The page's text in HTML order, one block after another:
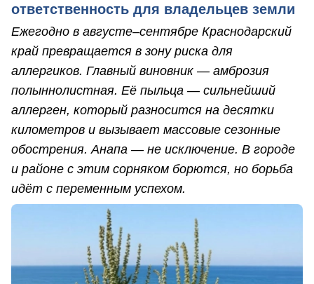
ответственность для владельцев земли
Ежегодно в августе–сентябре Краснодарский
край превращается в зону риска для
аллергиков. Главный виновник — амброзия
полыннолистная. Её пыльца — сильнейший
аллерген, который разносится на десятки
километров и вызывает массовые сезонные
обострения. Анапа — не исключение. В городе
и районе с этим сорняком борются, но борьба
идёт с переменным успехом.